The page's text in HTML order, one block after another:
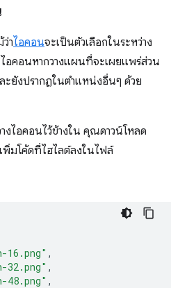
าไอคอนจะเป็นตัวเลือกในระหว่าง
คอนหากวางแผนที่จะเผยแพร่ส่วน
ะยังปรากฏในตำแหน่งอื่นๆ ด้วย
งไอคอนไว้ข้างใน คุณดาวน์โหลด
พิ่มโค้ดที่ไฮไลต์ลงในไฟล์
16.png" ,
32.png" ,
48.png" ,